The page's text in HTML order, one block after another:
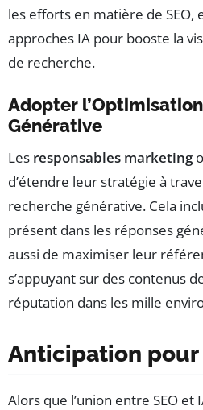
les efforts en matière de SEO,
approches IA pour booste la
de recherche.
Adopter
Générative
Les responsables marketing
d’étendre leur stratégie à
recherche générative. Cela
présent dans les réponses
aussi de maximiser leur
s’appuyant sur des contenus
réputation dans les mille
Anticipation
Alors que l’union entre SEO et